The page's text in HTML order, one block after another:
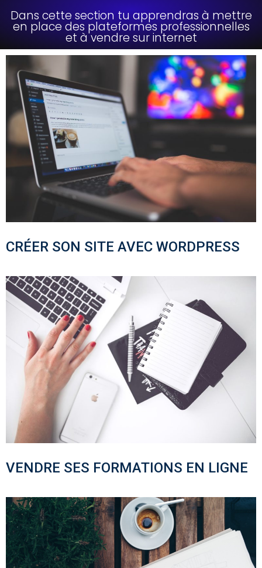
Dans cette section tu apprendras à mettre
en place des plateformes professionnelles
et à vendre sur internet
CRÉER SON SITE AVEC WORDPRESS
VENDRE SES FORMATIONS EN LIGNE